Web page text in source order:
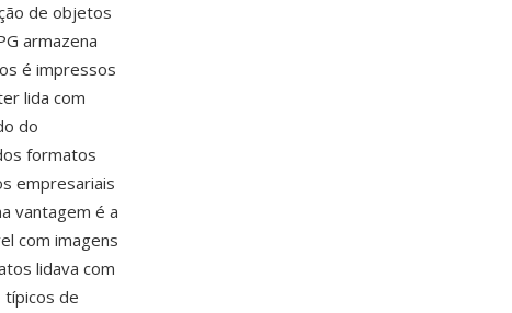
de objetos
armazena
é impressos
lida com
do
formatos
empresariais
vantagem é a
com imagens
lidava com
de